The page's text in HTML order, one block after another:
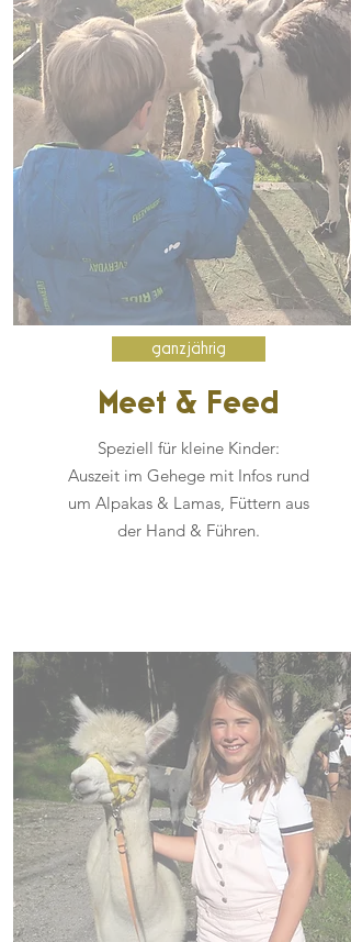
ganzjährig
Meet & Feed
Speziell für kleine Kinder:
Auszeit im Gehege mit Infos rund
um Alpakas & Lamas, Füttern aus
der Hand & Führen.